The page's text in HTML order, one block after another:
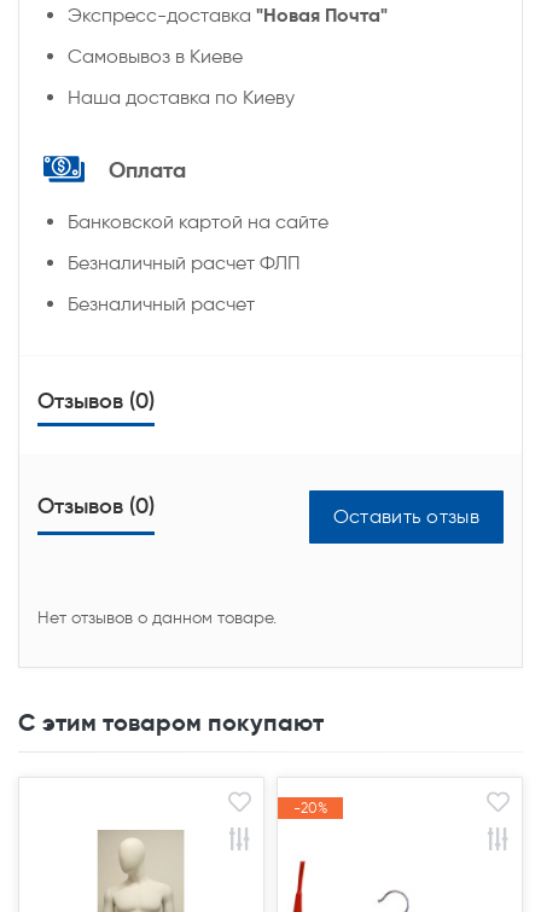
Экспресс-доставка "Новая Почта"
Самовывоз в Киеве
Наша доставка по Киеву
Оплата
Банковской картой на сайте
Безналичный расчет ФЛП
Безналичный расчет
Отзывов (0)
Отзывов (0) Оставить отзыв
Нет отзывов о данном товаре.
С этим товаром покупают
-20%
-20%